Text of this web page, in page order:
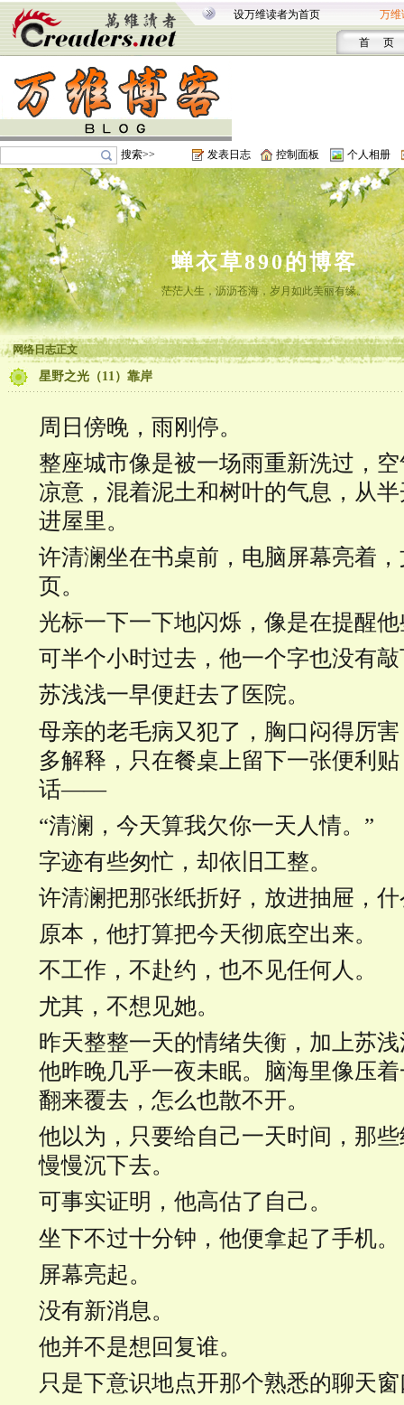
设万维读者为首页 万维
首 页
搜索>> 发表日志 控制面板 个人相册
蝉衣草890的博客
茫茫人生，沥沥苍海，岁月如此美丽有缘。
网络日志正文
星野之光（11）靠岸
周日傍晚，雨刚停。
整座城市像是被一场雨重新洗过，
凉意，混着泥土和树叶的气息，从
进屋里。
许清澜坐在书桌前，电脑屏幕亮着
页。
光标一下一下地闪烁，像是在提醒
可半个小时过去，他一个字也没有
苏浅浅一早便赶去了医院。
母亲的老毛病又犯了，胸口闷得厉
多解释，只在餐桌上留下一张便利
话——
“清澜，今天算我欠你一天人情。”
字迹有些匆忙，却依旧工整。
许清澜把那张纸折好，放进抽屉，
原本，他打算把今天彻底空出来。
不工作，不赴约，也不见任何人。
尤其，不想见她。
昨天整整一天的情绪失衡，加上苏
他昨晚几乎一夜未眠。脑海里像压
翻来覆去，怎么也散不开。
他以为，只要给自己一天时间，那
慢慢沉下去。
可事实证明，他高估了自己。
坐下不过十分钟，他便拿起了手机。
屏幕亮起。
没有新消息。
他并不是想回复谁。
只是下意识地点开那个熟悉的聊天